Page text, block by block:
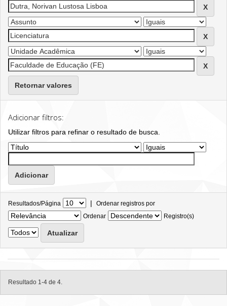
Retornar valores
Adicionar filtros:
Utilizar filtros para refinar o resultado de busca.
Resultados/Página | Ordenar registros por
Ordenar
Registro(s)
Resultado 1-4 de 4.